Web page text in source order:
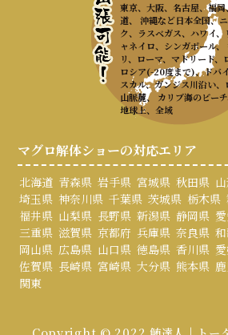
東京、大阪、名古屋、福
道、 沖縄など日本全国、
ク、ラスベガス、ハワイ、
ャネイロ、シンガポール
リ、ローマ、マドリード、
ロシア(-20度まで)、ドバ
スカル、ガンジス川沿い、
山脈麓、 カリブ海のビ
地球上、全域
マグロ解体ショーの対応エリア
北海道 青森県 岩手県 宮城県 秋田県
埼玉県 神奈川県 千葉県 茨城県 栃木県
福井県 山梨県 長野県 新潟県 静岡県
三重県 滋賀県 京都府 兵庫県 奈良県
岡山県 広島県 山口県 徳島県 香川県
佐賀県 長崎県 宮崎県 大分県 熊本県
関東